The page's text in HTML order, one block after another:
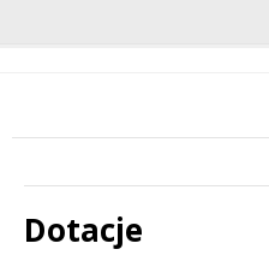
Dotacje